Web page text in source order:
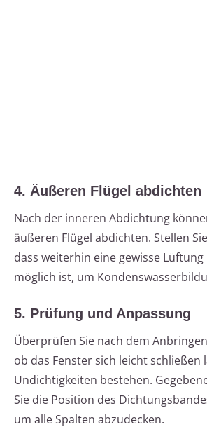
4. Äußeren Flügel abdichten
Nach der inneren Abdichtung
äußeren Flügel abdichten. Stellen
dass weiterhin eine gewisse
möglich ist, um
5. Prüfung und Anpassung
Überprüfen Sie nach dem
ob das Fenster sich leicht schließen
Undichtigkeiten bestehen.
Sie die Position des
um alle Spalten abzudecken.